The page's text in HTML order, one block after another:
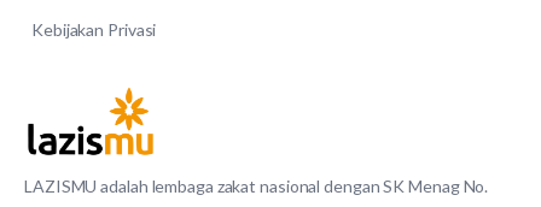
LAZISMU adalah lembaga zakat nasional dengan SK Menag No.
Kebijakan Privasi